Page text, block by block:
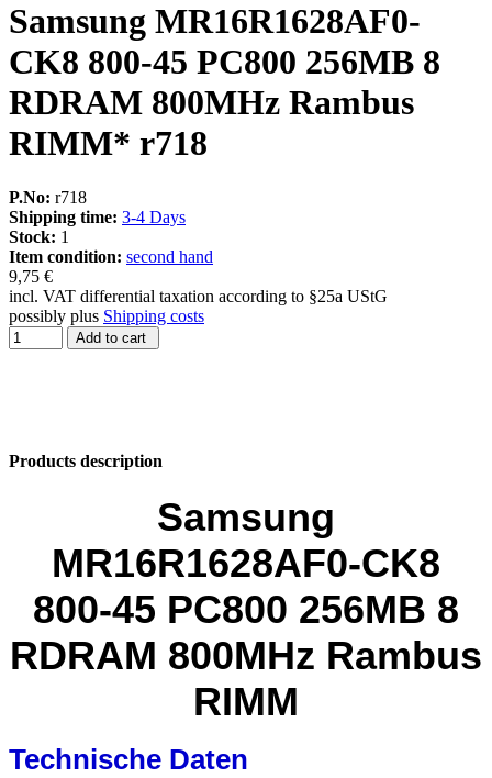
Samsung MR16R1628AF0-
CK8 800-45 PC800 256MB 8
RDRAM 800MHz Rambus
RIMM* r718
P.No: r718
Shipping time: 3-4 Days
Stock: 1
Item condition: second hand
9,75 €
incl. VAT differential taxation according to §25a UStG
possibly plus Shipping costs
Add to cart
Products description
Samsung
MR16R1628AF0-CK8
800-45 PC800 256MB 8
RDRAM 800MHz Rambus
RIMM
Technische Daten